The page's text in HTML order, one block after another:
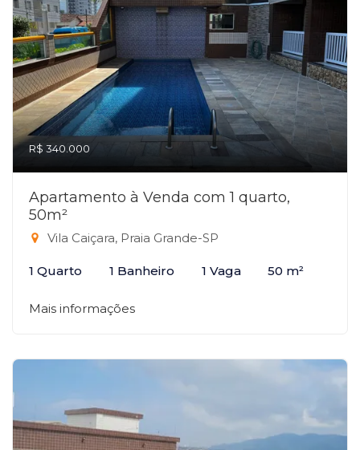
R$ 340.000
Apartamento à Venda com 1 quarto,
50m²
Vila Caiçara, Praia Grande-SP
1 Quarto 1 Banheiro 1 Vaga 50 m²
Mais informações